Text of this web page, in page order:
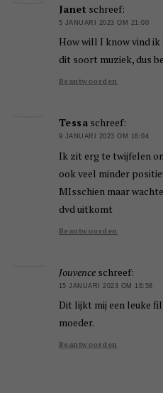
Janet schreef:
5 JANUARI 2023 OM 21:00
How will I know vind
dit soort muziek, dus
Beantwoorden
Tessa schreef:
9 JANUARI 2023 OM 18:04
Ik zit erg te twijfelen
ook veel minder
MIsschien maar
dvd uitkomt
Beantwoorden
Jouvence schreef:
15 JANUARI 2023 OM 16:58
Dit lijkt mij een leuke
moeder.
Beantwoorden